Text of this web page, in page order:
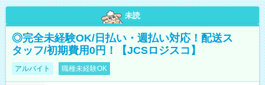
未読
◎完全未経験OK/日払い・週払い対応！配送ス
タッフ/初期費用0円！【JCSロジスコ】
アルバイト 職種未経験OK